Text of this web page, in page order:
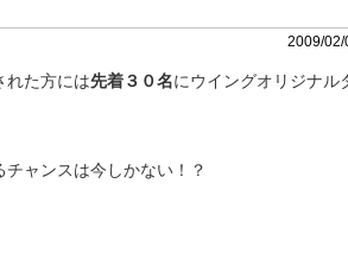
2009/02/
れた方には先着３０名にウイングオリジナル
ャンスは今しかない！？